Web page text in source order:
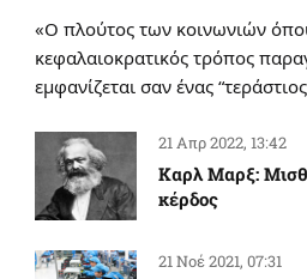
«Ο πλούτος των κοινωνιών
κεφαλαιοκρατικός τρόπος
εμφανίζεται σαν ένας
21 Απρ 2022, 13:42
Καρλ Μαρξ:
κέρδος
21 Νοέ 2021, 07:31